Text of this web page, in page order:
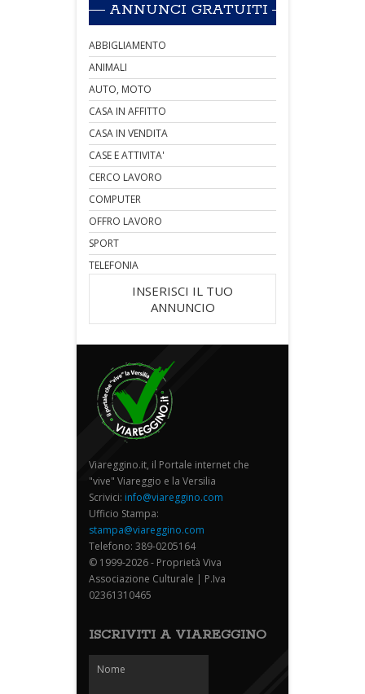
ANNUNCI GRATUITI
ABBIGLIAMENTO
ANIMALI
AUTO, MOTO
CASA IN AFFITTO
CASA IN VENDITA
CASE E ATTIVITA'
CERCO LAVORO
COMPUTER
OFFRO LAVORO
SPORT
TELEFONIA
INSERISCI IL TUO
ANNUNCIO
Viareggino.it, il Portale internet che
"vive" Viareggio e la Versilia
Scrivici: info@viareggino.com
Ufficio Stampa:
stampa@viareggino.com
Telefono: 389-0205164
© 1999-2026 - Proprietà Viva
Associazione Culturale | P.Iva
02361310465
ISCRIVITI A VIAREGGINO